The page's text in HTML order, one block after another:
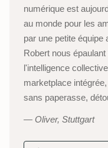
numérique est
au monde pour les
par une petite
Robert nous
l'intelligence
marketplace
sans paperasse,
Oliver, Stuttgart